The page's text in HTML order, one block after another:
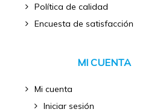
Política de calidad
Encuesta de satisfacción
MI CUENTA
Mi cuenta
Iniciar sesión